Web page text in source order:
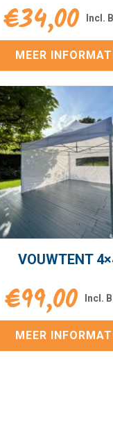
€34,00
MEER
VOUWTENT
€99,00
MEER